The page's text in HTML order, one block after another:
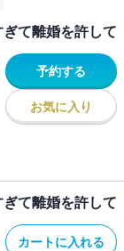
て離婚を許して
予約する
お気に入り
て離婚を許して
カートに入れる